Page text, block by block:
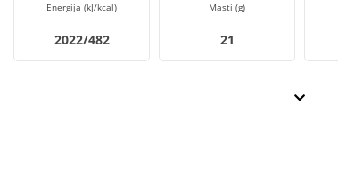
Energija (kJ/kcal)
2022/482
Masti (g)
21